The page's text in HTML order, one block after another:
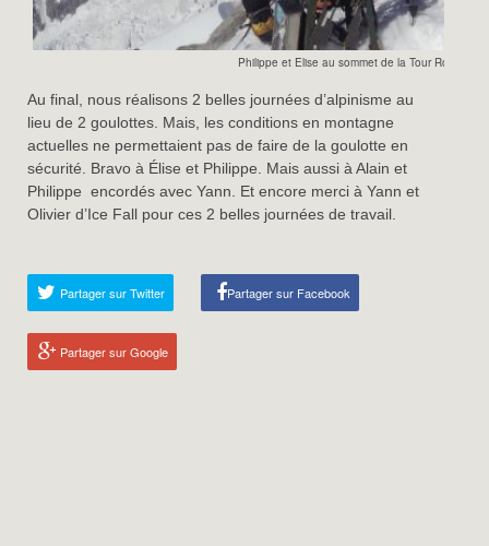
Philippe et Elise au sommet de la Tour Ronde.
Au final, nous réalisons 2 belles journées d’alpinisme au
lieu de 2 goulottes. Mais, les conditions en montagne
actuelles ne permettaient pas de faire de la goulotte en
sécurité. Bravo à Élise et Philippe. Mais aussi à Alain et
Philippe encordés avec Yann. Et encore merci à Yann et
Olivier d’Ice Fall pour ces 2 belles journées de travail.
Partager sur Twitter Partager sur Facebook
Partager sur Google